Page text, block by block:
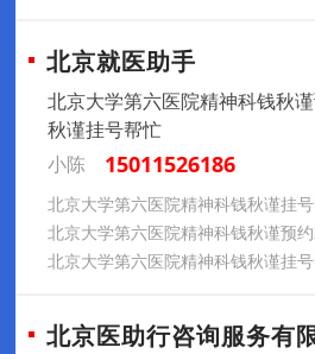
北京就医助手
北京大学第六医院精神科钱秋
秋谨挂号帮忙
小陈
15011526186
北京医助行咨询服务有